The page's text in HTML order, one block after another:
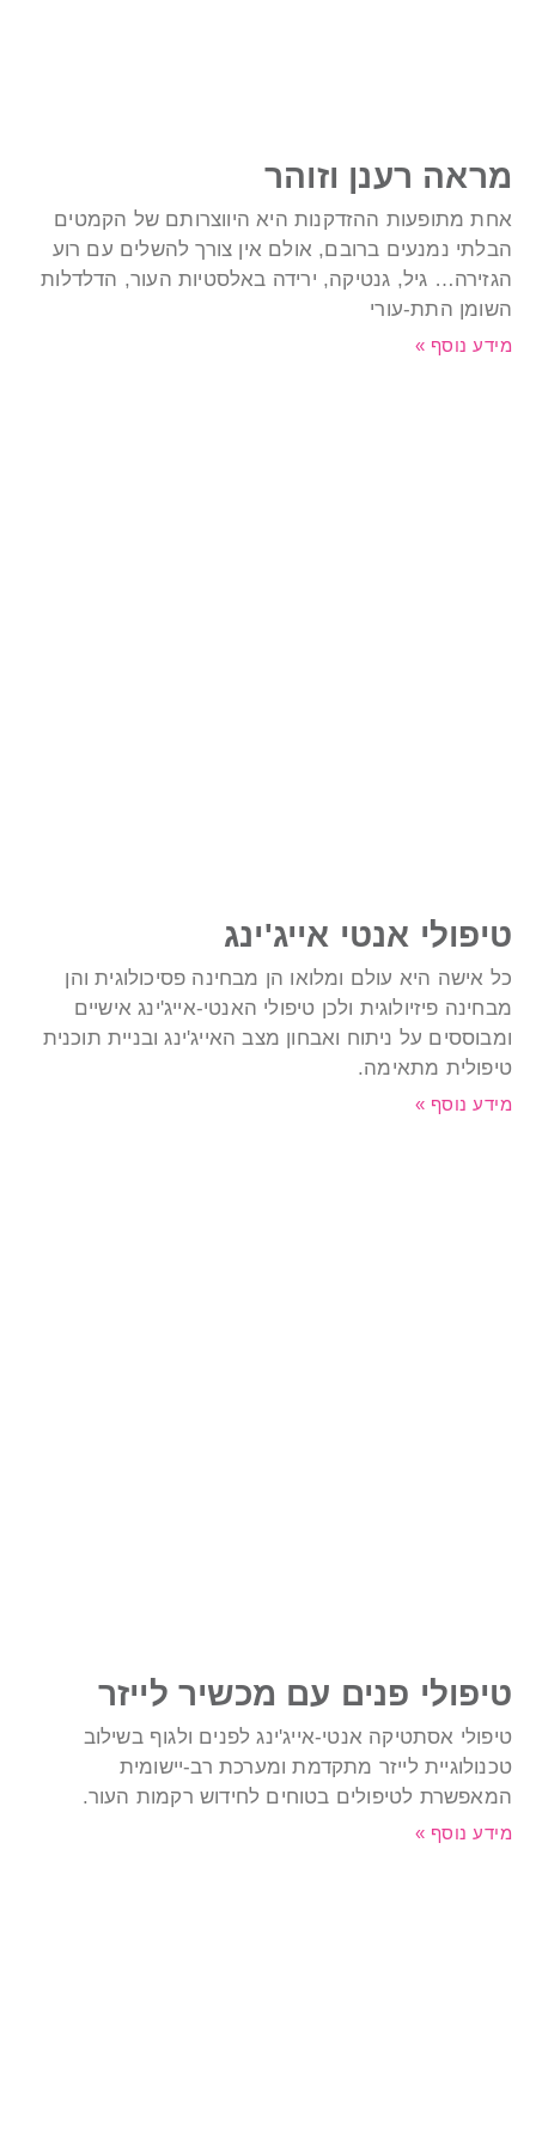
רענן וזוהר
מתופעות ההזדקנות היא היווצרותם של הקמטים
נמנעים ברובם, אולם אין צורך להשלים עם רוע
גיל, גנטיקה, ירידה באלסטיות העור, הדלדלות
התת-עורי
נוסף »
אנטי אייג'ינג
אישה היא עולם ומלואו הן מבחינה פסיכולוגית והן
פיזיולוגית ולכן טיפולי האנטי-אייג'ינג אישיים
על ניתוח ואבחון מצב האייג'ינג ובניית תוכנית
מתאימה.
נוסף »
פנים עם מכשיר לייזר
אסתטיקה אנטי-אייג'ינג לפנים ולגוף בשילוב
לייזר מתקדמת ומערכת רב-יישומית
לטיפולים בטוחים לחידוש רקמות העור.
נוסף »